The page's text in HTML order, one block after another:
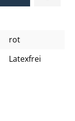
rot
Latexfrei